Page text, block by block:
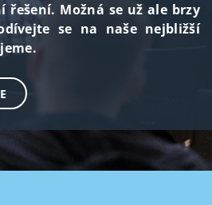
Možná se už ale brzy
se na naše nejbližší